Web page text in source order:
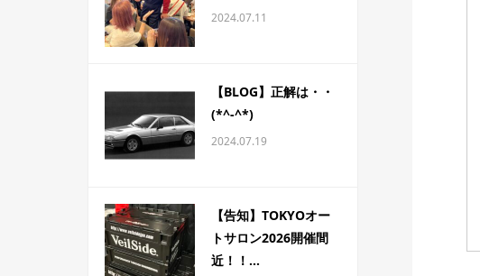
2024.07.11
【BLOG】正解は・・
(*^-^*)
2024.07.19
【告知】TOKYOオー
トサロン2026開催間
近！！...